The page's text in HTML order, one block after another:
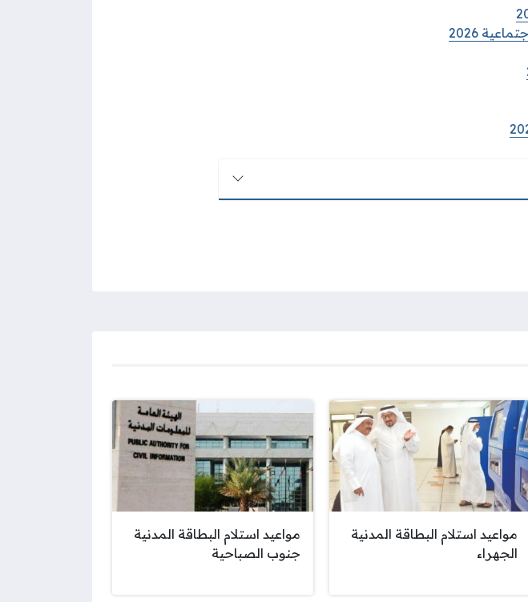
2026
مواعيد استلام البطاقة المدنية
الجهراء
مواعيد استلام البطاقة المدنية
جنوب الصباحية